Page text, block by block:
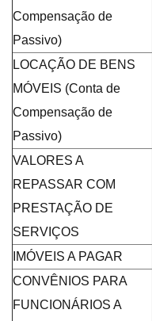
Compensação de
Passivo)
LOCAÇÃO DE BENS
MÓVEIS (Conta de
Compensação de
Passivo)
VALORES A
REPASSAR COM
PRESTAÇÃO DE
SERVIÇOS
IMÓVEIS A PAGAR
CONVÊNIOS PARA
FUNCIONÁRIOS A